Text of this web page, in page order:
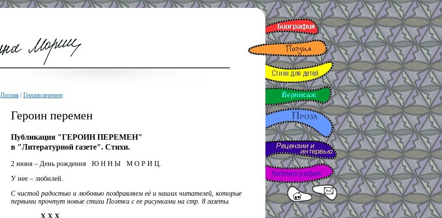
Поэзия/Героин перемен
Героин перемен
Публикация "ГЕРОИН ПЕРЕМЕН"
в "Литературной газете". Стихи.
2 июня – День рождения Ю Н Н Ы М О Р И Ц.
У нее – любилей.
С чистой радостью и любовью поздравляем её и наших читателей, которые
первыми прочтут новые стихи Поэтки с ее рисунками на стр. 8 газеты.
X X X